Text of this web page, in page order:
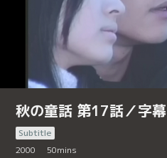
秋の童話 第17話／字幕
Subtitle
2000
50mins